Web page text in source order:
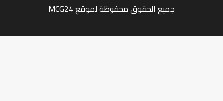
جميع الحقوق محفوظة لموقع MCG24